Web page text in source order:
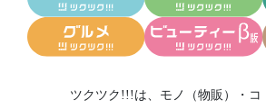
ツクツク!!!は、 モノ（物販） ・ コ